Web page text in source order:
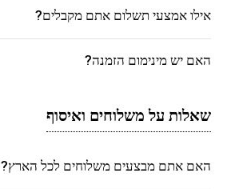
אילו אמצעי תשלום אתם מקבלים?
האם יש מינימום הזמנה?
שאלות על משלוחים ואיסוף
האם אתם מבצעים משלוחים לכל הארץ?